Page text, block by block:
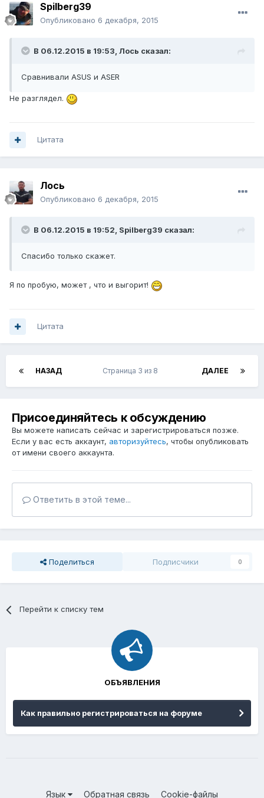
Spilberg39
Опубликовано 6 декабря, 2015
В 06.12.2015 в 19:53, Лось сказал:
Сравнивали ASUS и ASER
Не разглядел.
Цитата
Лось
Опубликовано 6 декабря, 2015
В 06.12.2015 в 19:52, Spilberg39 сказал:
Спасибо только скажет.
Я по пробую, может , что и выгорит!
Цитата
НАЗАД ДАЛЕЕ
Страница 3 из 8
Присоединяйтесь к обсуждению
Вы можете написать сейчас и зарегистрироваться позже.
Если у вас есть аккаунт, авторизуйтесь, чтобы опубликовать
от имени своего аккаунта.
Ответить в этой теме...
Поделиться Подписчики 0
Перейти к списку тем
ОБЪЯВЛЕНИЯ
Как правильно регистрироваться на форуме
Язык Обратная связь Cookie-файлы